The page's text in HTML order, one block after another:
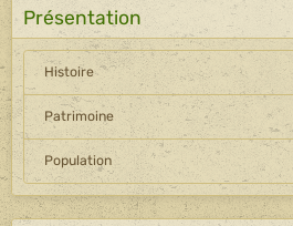
Présentation
Histoire
Patrimoine
Population